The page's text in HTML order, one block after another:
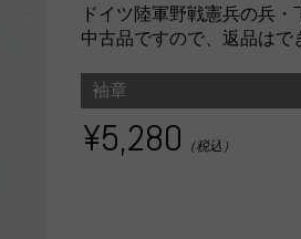
ドイツ陸軍野戦憲兵の兵・
中古品ですので、返品はで
袖章
¥5,280 （税込）